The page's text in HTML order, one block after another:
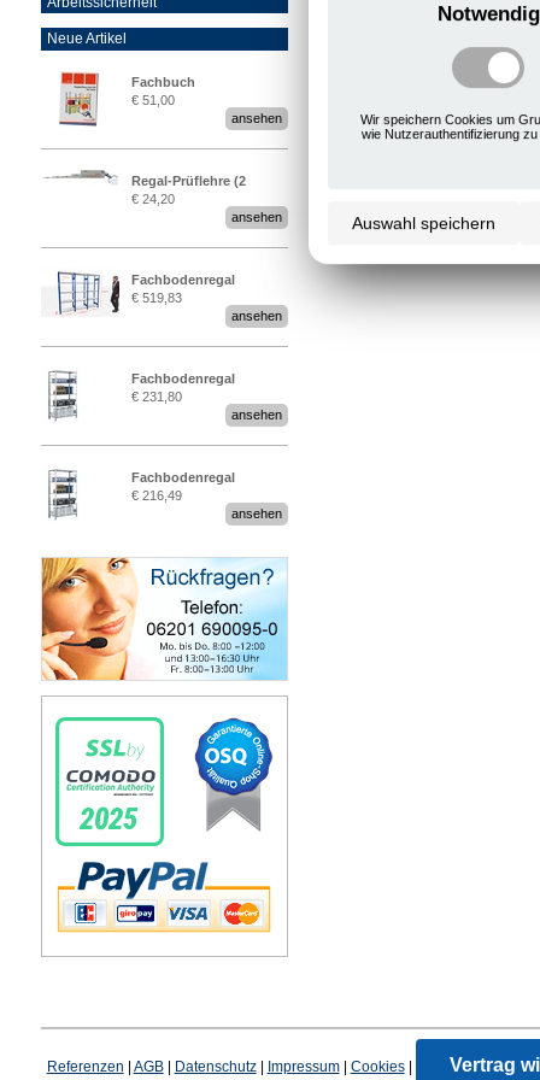
Neue Artikel
Fachbuch
„Regalprüfung nach DIN
€ 51,00
ansehen
Regal-Prüflehre (2
Stück)
€ 24,20
ansehen
Fachbodenregal
Stecksystem MultiPlus
2,25 Meter breit
€ 519,83
ansehen
Fachbodenregal
Stecksystem MultiPlus
€ 231,80
ansehen
Fachbodenregal
Stecksystem MultiPlus
€ 216,49
ansehen
zurück
Referenzen AGB| Datenschutz| Impressum| Cookies| Vertrag
Notwendig
Wir speichern Cookies um
wie Nutzerauthentifizierung
Auswahl speichern